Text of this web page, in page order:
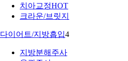
치아교정HOT
크라운/브릿지
다이어트/지방흡입4
지방분해주사